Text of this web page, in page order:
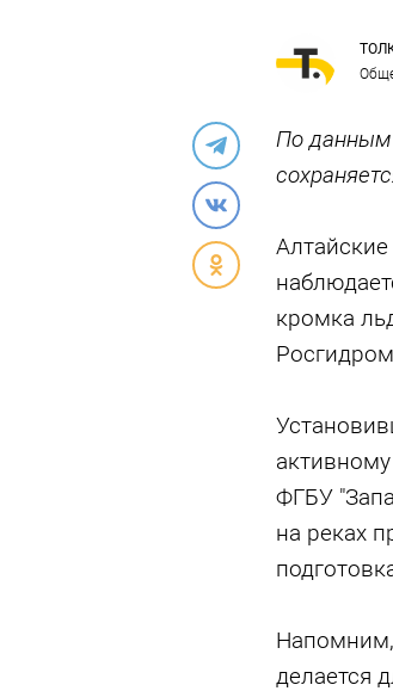
По данным
кромка
ФГБУ
на реках
делается